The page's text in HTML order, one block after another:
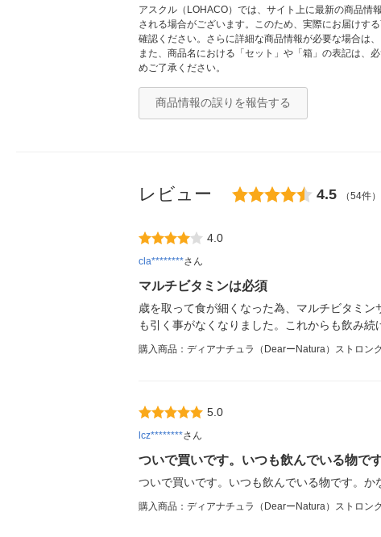
アスクル（LOHACO）では、サイト上に最新の商品情
される場合がございます。このため、実際にお届けす
確認ください。さらに詳細な商品情報が必要な場合は
また、商品名における「セット」や「箱」の表記は、
めご了承ください。
商品情報の誤りを報告する
レビュー 4.5 （54件）
4.0
cla********さん
マルチビタミンは必須
歳を取って食が細くなった為、マルチビタミ
も引く事がなくなりました。これからも飲み続
購入商品：ディアナチュラ（DearーNatura）スト
5.0
lcz********さん
ついで買いです。いつも飲んでいる物で
ついで買いです。いつも飲んでいる物です。か
購入商品：ディアナチュラ（DearーNatura）スト